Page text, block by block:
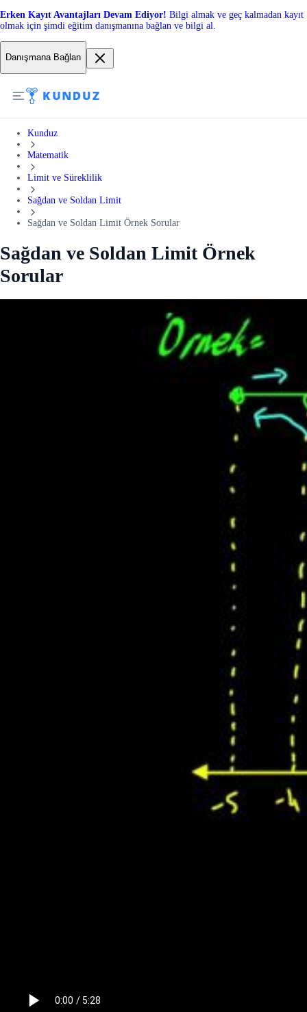
Erken Kayıt Avantajları Devam Ediyor! Bilgi almak ve geç kalmadan kayıt
olmak için şimdi eğitim danışmanına bağlan ve bilgi al.
Danışmana Bağlan
Kunduz
Matematik
Limit ve Süreklilik
Sağdan ve Soldan Limit
Sağdan ve Soldan Limit Örnek Sorular
Sağdan ve Soldan Limit Örnek
Sorular